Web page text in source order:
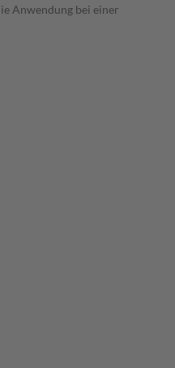
Anwendung bei einer